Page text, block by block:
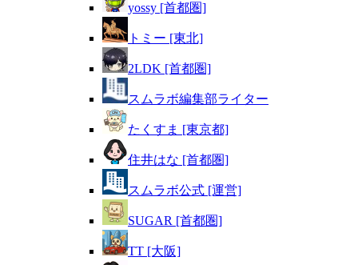
yossy [首都圏]
トミー [東北]
2LDK [首都圏]
スムラボ編集部ライター
たくすま [東京都]
住井はな [首都圏]
スムラボ公式 [運営]
SUGAR [首都圏]
TT [大阪]